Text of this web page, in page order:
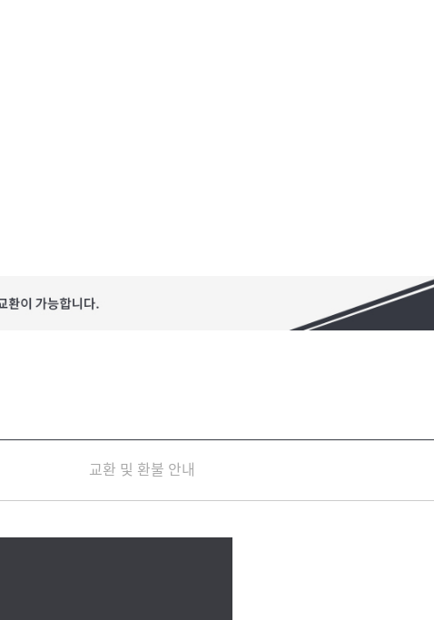
교환 및 환불 안내